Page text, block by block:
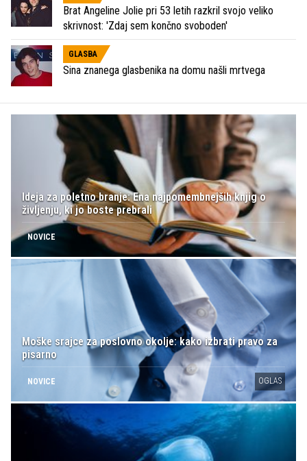
Brat Angeline Jolie pri 53 letih razkril svojo veliko
skrivnost: 'Zdaj sem končno svoboden'
GLASBA
Sina znanega glasbenika na domu našli mrtvega
Ideja za poletno branje: Ena najpomembnejših knjig o
življenju, ki jo boste prebrali
NOVICE
Moške srajce za poslovno okolje: kako izbrati pravo za
pisarno
NOVICE OGLAS